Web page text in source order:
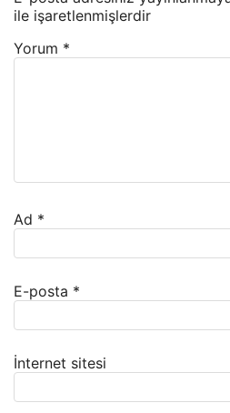
ile işaretlenmişlerdir
Yorum *
Ad *
E-posta *
İnternet sitesi